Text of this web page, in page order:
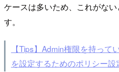
ケースは多いため、これがな
す。
【Tips】Admin権限を持って
を設定するためのポリシー設